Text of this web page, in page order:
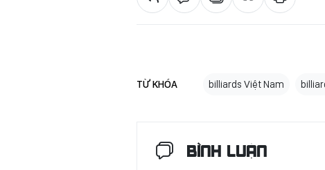
TỪ KHÓA billiards Việt Nam
BÌNH LUẬN